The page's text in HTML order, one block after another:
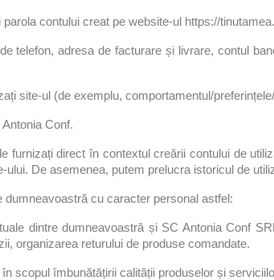
contului creat pe website-ul https://
telefon, adresa de facturare și livrare, contul
site-ul (de exemplu, comportamentul/
Conf.
furnizați direct în contextul creării contului de
ului. De asemenea, putem prelucra istoricul de
cu caracter personal astfel:
dintre dumneavoastră și SC Antonia Conf
organizarea returului de produse comandate.
scopul îmbunătățirii calității produselor și